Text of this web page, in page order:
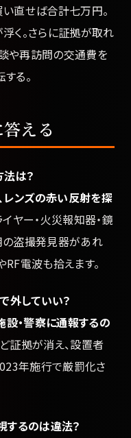
直せば合計七万円。
く。さらに証拠が取れ
や再訪問の交通費を
る。
える
は？
レンズの赤い反射を探
イヤー・火災報知器・鏡
の盗撮発見器があれ
電波も拾えます。
外していい？
設・警察に通報するの
証拠が消え、設置者
年施行で厳罰化さ
るのは違法？